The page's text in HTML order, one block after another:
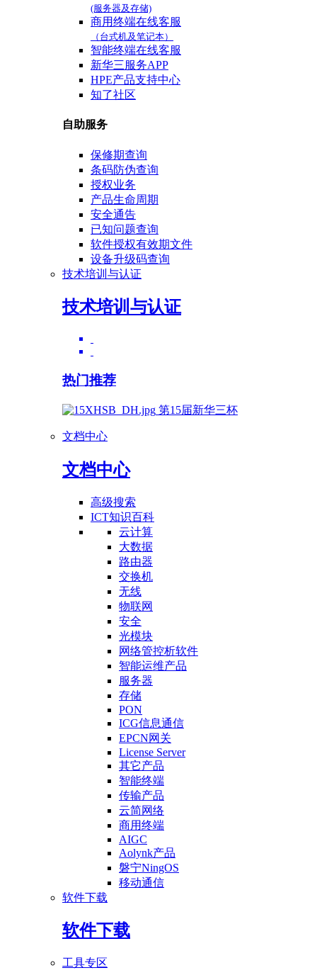
(服务器及存储)
商用终端在线客服
（台式机及笔记本）
智能终端在线客服
新华三服务APP
HPE产品支持中心
知了社区
自助服务
保修期查询
条码防伪查询
授权业务
产品生命周期
安全通告
已知问题查询
软件授权有效期文件
设备升级码查询
技术培训与认证
技术培训与认证
热门推荐
第15届新华三杯
文档中心
文档中心
高级搜索
ICT知识百科
云计算
大数据
路由器
交换机
无线
物联网
安全
光模块
网络管控析软件
智能运维产品
服务器
存储
PON
ICG信息通信
EPCN网关
License Server
其它产品
智能终端
传输产品
云简网络
商用终端
AIGC
Aolynk产品
磐宁NingOS
移动通信
软件下载
软件下载
工具专区